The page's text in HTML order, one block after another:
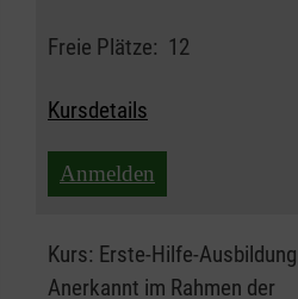
Freie Plätze: 12
Kursdetails
Anmelden
Kurs: Erste-Hilfe-Ausbildung
Anerkannt im Rahmen der